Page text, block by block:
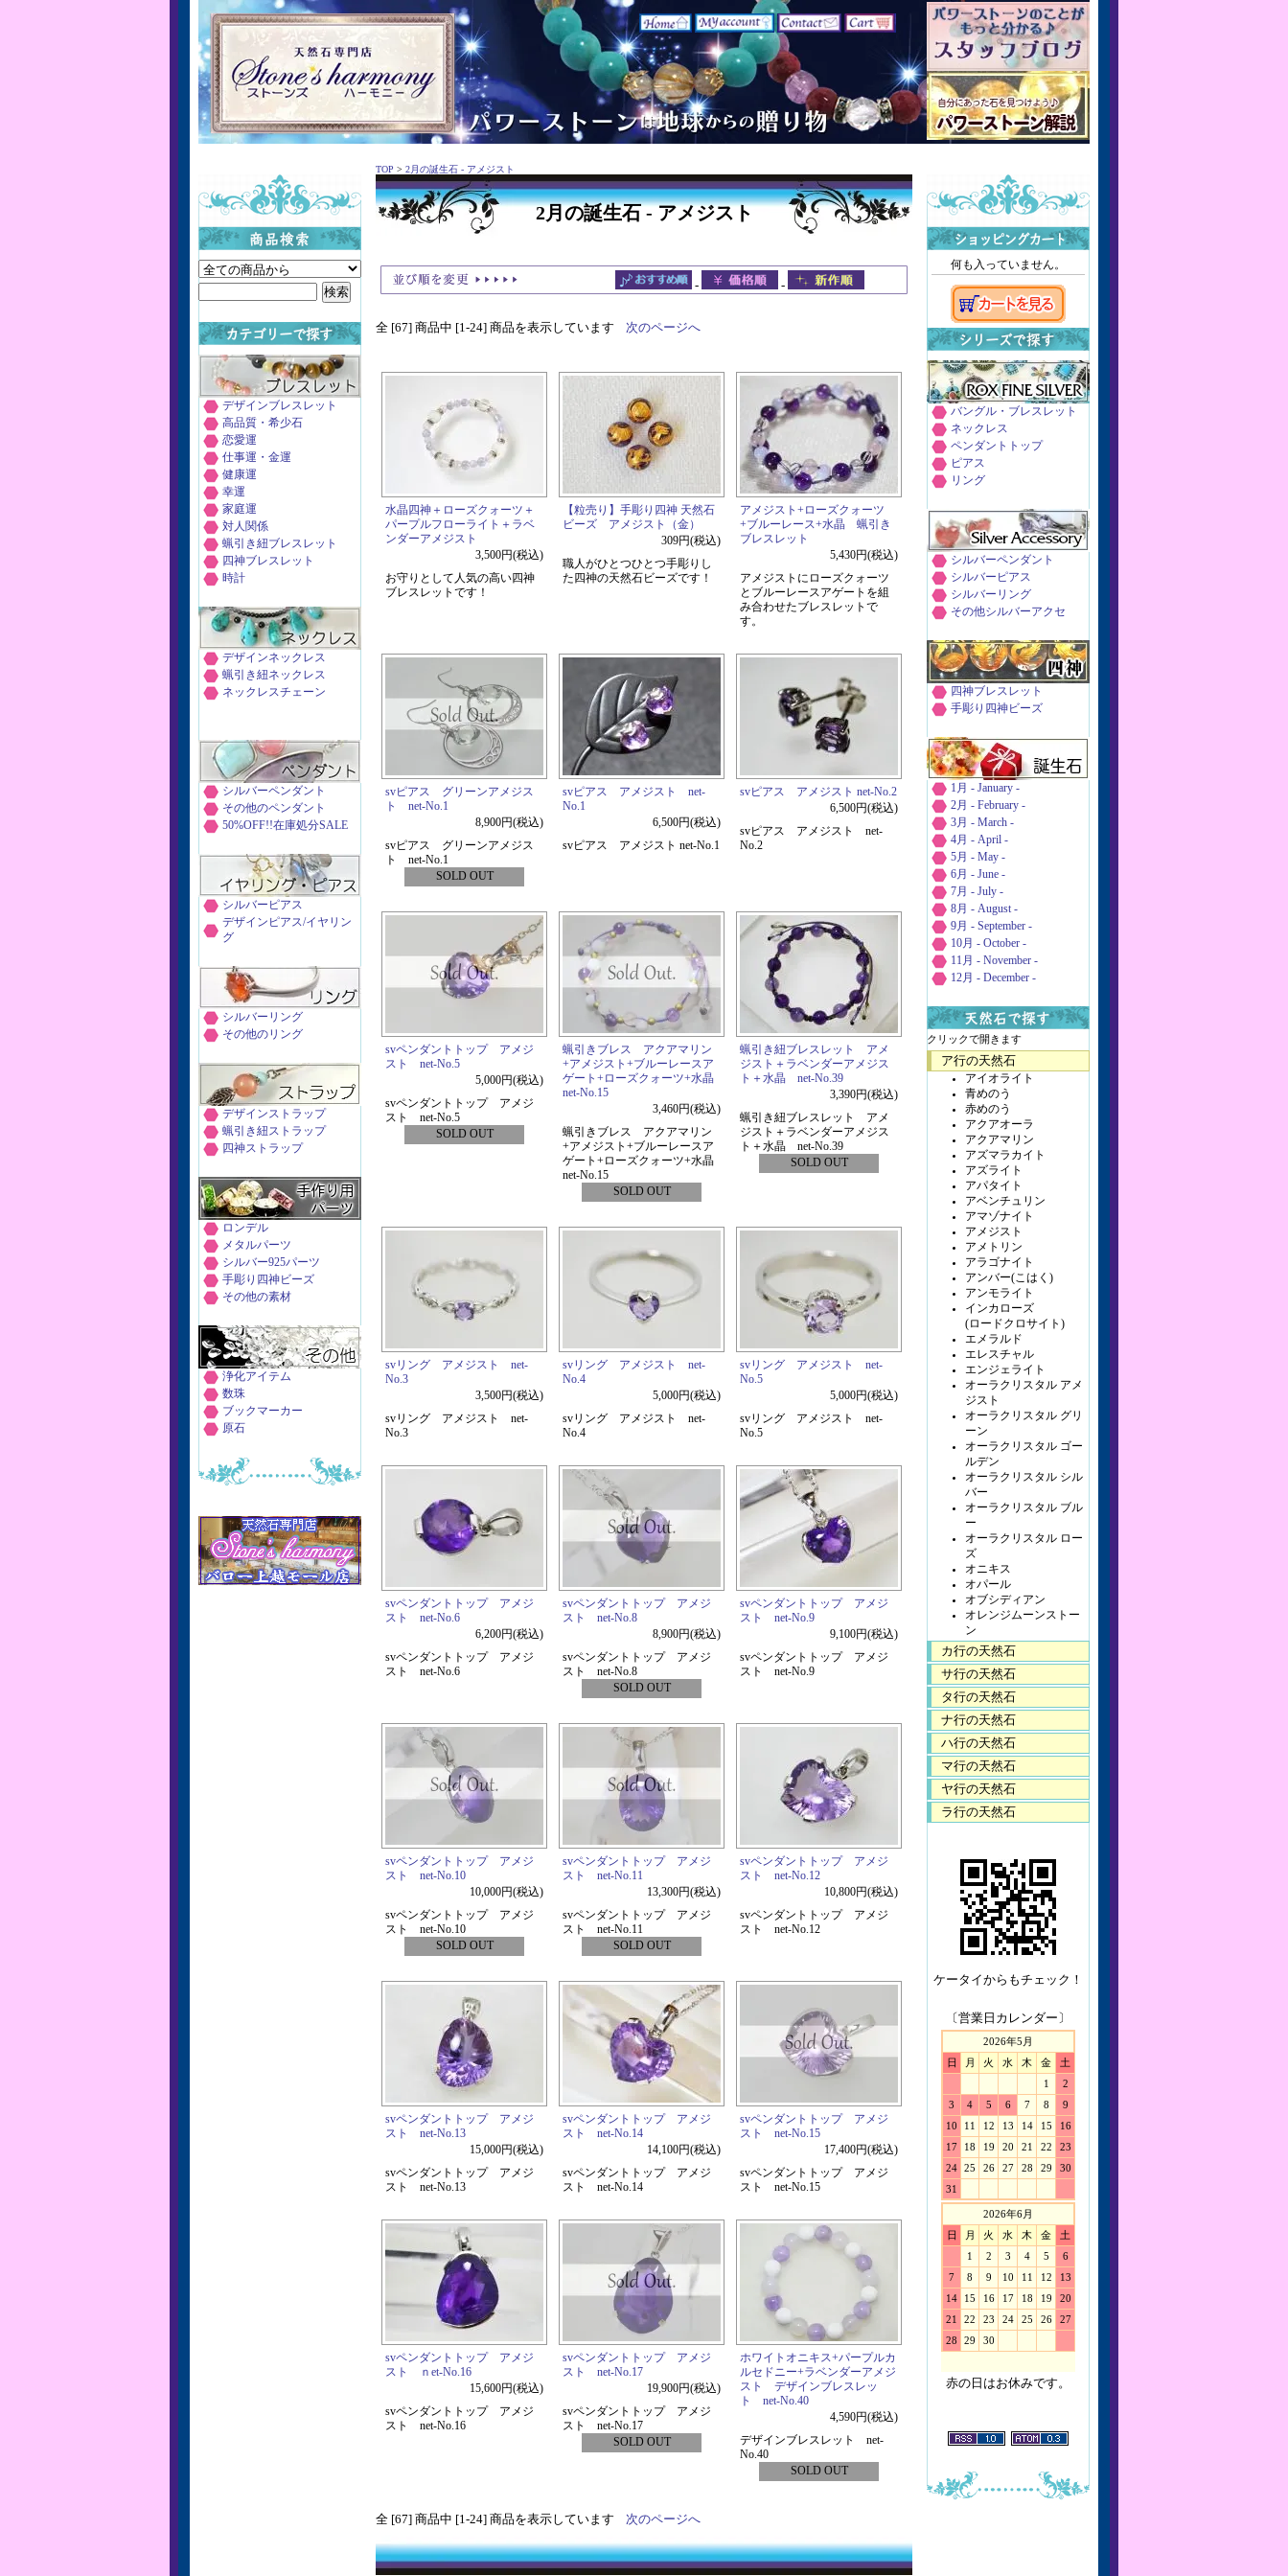
TOP > 2月の誕生石 - アメジスト
2月の誕生石 - アメジスト
- -
全 [67] 商品中 [1-24] 商品を表示しています 次のページへ
水晶四神＋ローズクォーツ＋
パープルフローライト＋ラベ
ンダーアメジスト
3,500円(税込)
お守りとして人気の高い四神
ブレスレットです！
【粒売り】手彫り四神 天然石
ビーズ アメジスト（金）
309円(税込)
職人がひとつひとつ手彫りし
た四神の天然石ビーズです！
アメジスト+ローズクォーツ
+ブルーレース+水晶 蝋引き
ブレスレット
5,430円(税込)
アメジストにローズクォーツ
とブルーレースアゲートを組
み合わせたブレスレットで
す。
svピアス グリーンアメジス
ト net-No.1
8,900円(税込)
svピアス グリーンアメジス
ト net-No.1
SOLD OUT
svピアス アメジスト net-
No.1
6,500円(税込)
svピアス アメジスト net-No.1
svピアス アメジスト net-No.2
6,500円(税込)
svピアス アメジスト net-
No.2
svペンダントトップ アメジ
スト net-No.5
5,000円(税込)
svペンダントトップ アメジ
スト net-No.5
SOLD OUT
蝋引きブレス アクアマリン
+アメジスト+ブルーレースア
ゲート+ローズクォーツ+水晶
net-No.15
3,460円(税込)
蝋引きブレス アクアマリン
+アメジスト+ブルーレースア
ゲート+ローズクォーツ+水晶
net-No.15
SOLD OUT
蝋引き紐ブレスレット アメ
ジスト＋ラベンダーアメジス
ト＋水晶 net-No.39
3,390円(税込)
蝋引き紐ブレスレット アメ
ジスト＋ラベンダーアメジス
ト＋水晶 net-No.39
SOLD OUT
svリング アメジスト net-
No.3
3,500円(税込)
svリング アメジスト net-
No.3
svリング アメジスト net-
No.4
5,000円(税込)
svリング アメジスト net-
No.4
svリング アメジスト net-
No.5
5,000円(税込)
svリング アメジスト net-
No.5
svペンダントトップ アメジ
スト net-No.6
6,200円(税込)
svペンダントトップ アメジ
スト net-No.6
svペンダントトップ アメジ
スト net-No.8
8,900円(税込)
svペンダントトップ アメジ
スト net-No.8
SOLD OUT
svペンダントトップ アメジ
スト net-No.9
9,100円(税込)
svペンダントトップ アメジ
スト net-No.9
svペンダントトップ アメジ
スト net-No.10
10,000円(税込)
svペンダントトップ アメジ
スト net-No.10
SOLD OUT
svペンダントトップ アメジ
スト net-No.11
13,300円(税込)
svペンダントトップ アメジ
スト net-No.11
SOLD OUT
svペンダントトップ アメジ
スト net-No.12
10,800円(税込)
svペンダントトップ アメジ
スト net-No.12
svペンダントトップ アメジ
スト net-No.13
15,000円(税込)
svペンダントトップ アメジ
スト net-No.13
svペンダントトップ アメジ
スト net-No.14
14,100円(税込)
svペンダントトップ アメジ
スト net-No.14
svペンダントトップ アメジ
スト net-No.15
17,400円(税込)
svペンダントトップ アメジ
スト net-No.15
svペンダントトップ アメジ
スト ｎet-No.16
15,600円(税込)
svペンダントトップ アメジ
スト net-No.16
svペンダントトップ アメジ
スト net-No.17
19,900円(税込)
svペンダントトップ アメジ
スト net-No.17
SOLD OUT
ホワイトオニキス+パープルカ
ルセドニー+ラベンダーアメジ
スト デザインブレスレッ
ト net-No.40
4,590円(税込)
デザインブレスレット net-
No.40
SOLD OUT
全 [67] 商品中 [1-24] 商品を表示しています 次のページへ
デザインブレスレット
高品質・希少石
恋愛運
仕事運・金運
健康運
幸運
家庭運
対人関係
蝋引き紐ブレスレット
四神ブレスレット
時計
デザインネックレス
蝋引き紐ネックレス
ネックレスチェーン
シルバーペンダント
その他のペンダント
50%OFF!!在庫処分SALE
シルバーピアス
デザインピアス/イヤリン
グ
シルバーリング
その他のリング
デザインストラップ
蝋引き紐ストラップ
四神ストラップ
ロンデル
メタルパーツ
シルバー925パーツ
手彫り四神ビーズ
その他の素材
浄化アイテム
数珠
ブックマーカー
原石
何も入っていません。
バングル・ブレスレット
ネックレス
ペンダントトップ
ピアス
リング
シルバーペンダント
シルバーピアス
シルバーリング
その他シルバーアクセ
四神ブレスレット
手彫り四神ビーズ
1月 - January -
2月 - February -
3月 - March -
4月 - April -
5月 - May -
6月 - June -
7月 - July -
8月 - August -
9月 - September -
10月 - October -
11月 - November -
12月 - December -
クリックで開きます
ア行の天然石
アイオライト
青めのう
赤めのう
アクアオーラ
アクアマリン
アズマラカイト
アズライト
アパタイト
アベンチュリン
アマゾナイト
アメジスト
アメトリン
アラゴナイト
アンバー(こはく)
アンモライト
インカローズ
(ロードクロサイト)
エメラルド
エレスチャル
エンジェライト
オーラクリスタル アメ
ジスト
オーラクリスタル グリ
ーン
オーラクリスタル ゴー
ルデン
オーラクリスタル シル
バー
オーラクリスタル ブル
ー
オーラクリスタル ロー
ズ
オニキス
オパール
オブシディアン
オレンジムーンストー
ン
カ行の天然石
サ行の天然石
タ行の天然石
ナ行の天然石
ハ行の天然石
マ行の天然石
ヤ行の天然石
ラ行の天然石
ケータイからもチェック！
〔営業日カレンダー〕
2026年5月
日
月 火 水 木 金
土
1
2
3
4 5 6 7 8
9
10
11 12 13 14 15
16
17
18 19 20 21 22
23
24 25 26 27 28 29
30
31
2026年6月
日
月 火 水 木 金
土
1
2 3 4 5
6
7
8 9 10 11 12
13
14
15 16 17 18 19
20
21
22 23 24 25 26
27
28
29 30
赤の日はお休みです。